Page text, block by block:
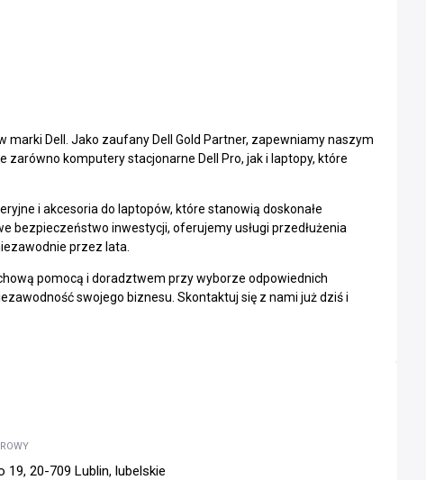
Dell. Jako zaufany Dell Gold Partner, zapewniamy naszym
komputery stacjonarne Dell Pro, jak i laptopy, które
i akcesoria do laptopów, które stanowią doskonałe
bezpieczeństwo inwestycji, oferujemy usługi przedłużenia
przez lata.
pomocą i doradztwem przy wyborze odpowiednich
swojego biznesu. Skontaktuj się z nami już dziś i
19, 20-709 Lublin, lubelskie